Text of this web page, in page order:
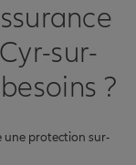
sur-
?
une protection sur-